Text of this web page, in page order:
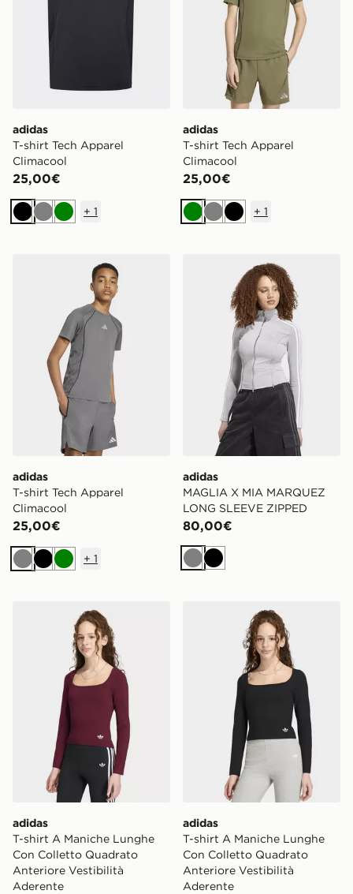
adidas
T-shirt Tech Apparel
Climacool
25,00€
NeroGrigioVerde
+ 1
adidas
T-shirt Tech Apparel
Climacool
25,00€
VerdeGrigioNero
+ 1
adidas T-shirt Tech Apparel Climacool
adidas
T-shirt Tech Apparel
Climacool
25,00€
Grigio
NeroVerde
+ 1
adidas MAGLIA X MIA
adidas
MAGLIA X MIA MARQUEZ
LONG SLEEVE ZIPPED
80,00€
Grigio
Nero
adidas T-shirt A Maniche Lunghe Con Colletto
adidas
T-shirt A Maniche Lunghe
Con Colletto Quadrato
Anteriore Vestibilità
Aderente
adidas T-shirt A Maniche
adidas
T-shirt A Maniche Lunghe
Con Colletto Quadrato
Anteriore Vestibilità
Aderente